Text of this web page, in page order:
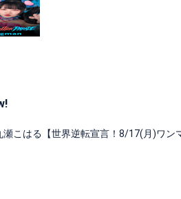
こはる【世界逆転宣言！8/17(月)ワン